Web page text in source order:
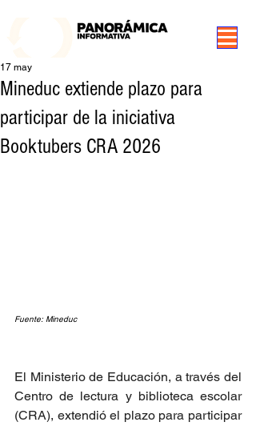
Mineduc extiende plazo para
participar de la iniciativa
Booktubers CRA 2026
17 may
Fuente: Mineduc
El Ministerio de Educación, a través del
Centro de lectura y biblioteca escolar
(CRA), extendió el plazo para participar